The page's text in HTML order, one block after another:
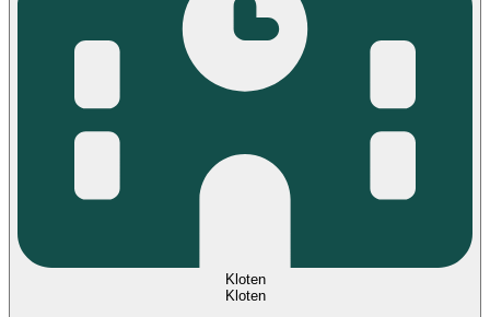
Kloten
Kloten